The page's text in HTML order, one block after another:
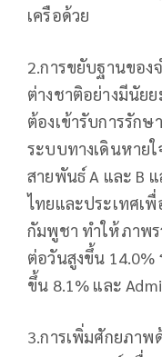
เครือด้วย
2.การขยับฐานของ
ต่างชาติอย่างมีนัย
ต้องเข้ารับการรักษ
ระบบทางเดินหายใ
สายพันธ์ A และ B
ไทยและประเทศเ
กัมพูชา ทำให้ภาพร
ต่อวันสูงขึ้น 14.0%
ขึ้น 8.1% และ
3.การเพิ่มศักยภาพ